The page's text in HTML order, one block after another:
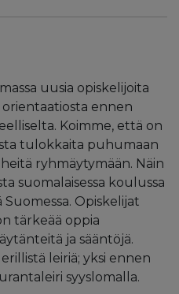
uusia opiskelijoita
orientaatiosta ennen
Koimme, että on
tulokkaita puhumaan
ryhmäytymään. Näin
suomalaisessa koulussa
Suomessa. Opiskelijat
tärkeää oppia
ja sääntöjä.
leiriä; yksi ennen
syyslomalla.